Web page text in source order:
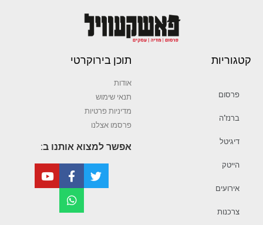
קטגוריות
פרסום
ברנז’ה
דיגיטל
הייטק
אירועים
צרכנות
תוכן בירוקרטי
אודות
תנאי שימוש
מדיניות פרטיות
פרסמו אצלנו
אפשר למצוא אותנו ב: